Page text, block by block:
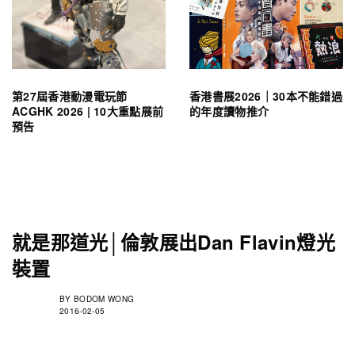
第27屆香港動漫電玩節
ACGHK 2026 | 10大重點展前
預告
香港書展2026｜30本不能錯過
的年度讀物推介
就是那道光│倫敦展出Dan Flavin燈光
裝置
BY BODOM WONG
2016-02-05